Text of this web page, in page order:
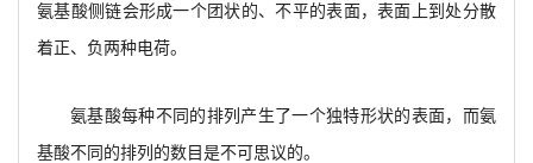
氨基酸侧链会形成一个团状的、不平的表面，表面上到处分散
着正、负两种电荷。
氨基酸每种不同的排列产生了一个独特形状的表面，而氨
基酸不同的排列的数目是不可思议的。